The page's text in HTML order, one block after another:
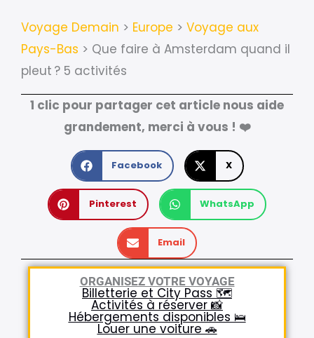
Voyage Demain > Europe > Voyage aux
Pays-Bas > Que faire à Amsterdam quand il
pleut ? 5 activités
1 clic pour partager cet article nous aide
grandement, merci à vous ! ❤️
Facebook X
Pinterest WhatsApp
Email
ORGANISEZ VOTRE VOYAGE
Billetterie et City Pass 🗺️
Activités à réserver 📸
Hébergements disponibles 🛌
Louer une voiture 🚗